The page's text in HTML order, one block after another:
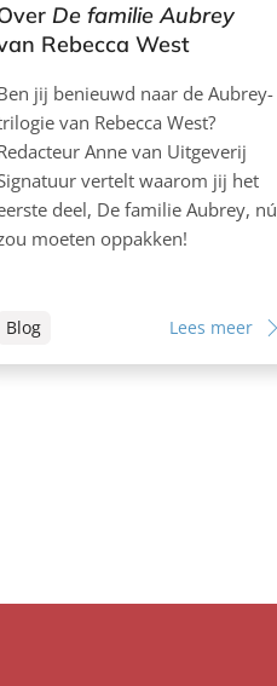
De familie Aubrey
Rebecca West
jij benieuwd naar de Aubrey-
van Rebecca West?
Anne van Uitgeverij
vertelt waarom jij het
deel, De familie Aubrey, nú
moeten oppakken!
Blog Lees meer